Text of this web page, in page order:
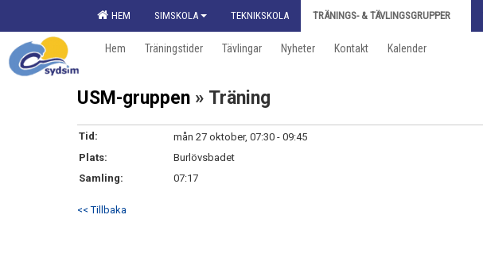
HEM SIMSKOLA TEKNIKSKOLA TRÄNINGS- & TÄVLINGSGRUPPER
Hem Träningstider Tävlingar Nyheter Kontakt Kalender
USM-gruppen » Träning
Tid:
mån 27 oktober, 07:30 - 09:45
Plats:
Burlövsbadet
Samling:
07:17
<< Tillbaka